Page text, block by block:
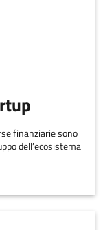
finanziarie sono
dell’ecosistema